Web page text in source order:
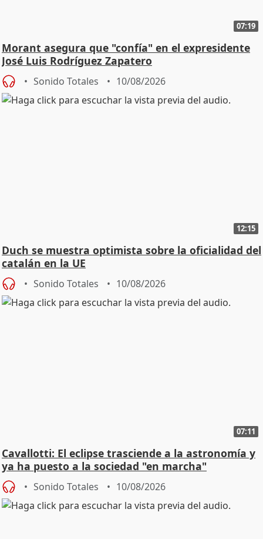
07:19
Morant asegura que "confía" en el expresidente
José Luis Rodríguez Zapatero
Sonido Totales 10/08/2026
12:15
Duch se muestra optimista sobre la oficialidad del
catalán en la UE
Sonido Totales 10/08/2026
07:11
Cavallotti: El eclipse trasciende a la astronomía y
ya ha puesto a la sociedad "en marcha"
Sonido Totales 10/08/2026